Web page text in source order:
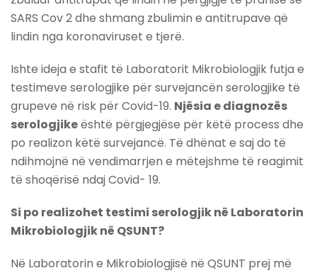
SARS Cov 2 dhe shmang zbulimin e antitrupave që
lindin nga koronaviruset e tjerë.
Ishte ideja e stafit të Laboratorit Mikrobiologjik futja e
testimeve serologjike për survejancën serologjike të
grupeve në risk për Covid-19. Njësia e diagnozës
serologjikeështë përgjegjëse për këtë process dhe
po realizon këtë survejancë. Të dhënat e saj do të
ndihmojnë në vendimarrjen e mëtejshme të reagimit
të shoqërisë ndaj Covid- 19.
Si po realizohet testimi serologjik në Laboratorin
Mikrobiologjik në QSUNT?
Në Laboratorin e Mikrobiologjisë në QSUNT prej më